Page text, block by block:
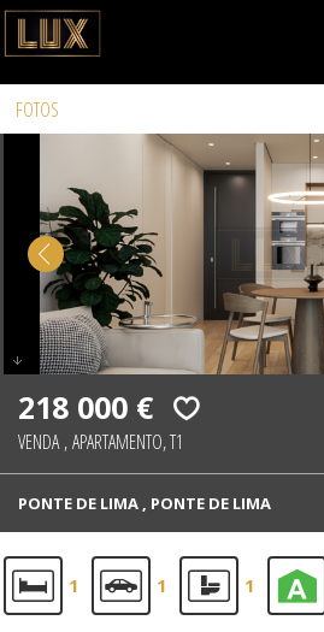
FOTOS
218 000 €
VENDA ,APARTAMENTO, T1
PONTE DE LIMA , PONTE DE LIMA
1 1 1